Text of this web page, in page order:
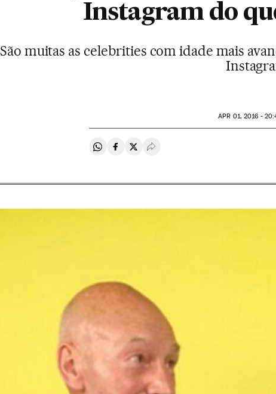
Instagram do
São muitas as celebrities com idade mais
APR 01, 2016 -
Compartir en Whatsapp
Compartir en Facebook
Compartir en Twitter
Desplegar Redes Sociales